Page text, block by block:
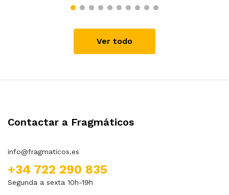
Ver todo
Contactar a Fragmáticos
info@fragmaticos.es
+34 722 290 835
Segunda a sexta 10h-19h